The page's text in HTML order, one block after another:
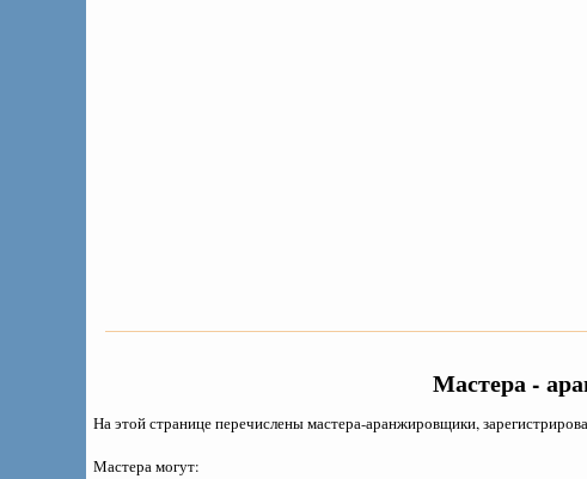
Мастера -
На этой странице перечислены мастера-аранжировщики,
Мастера могут: